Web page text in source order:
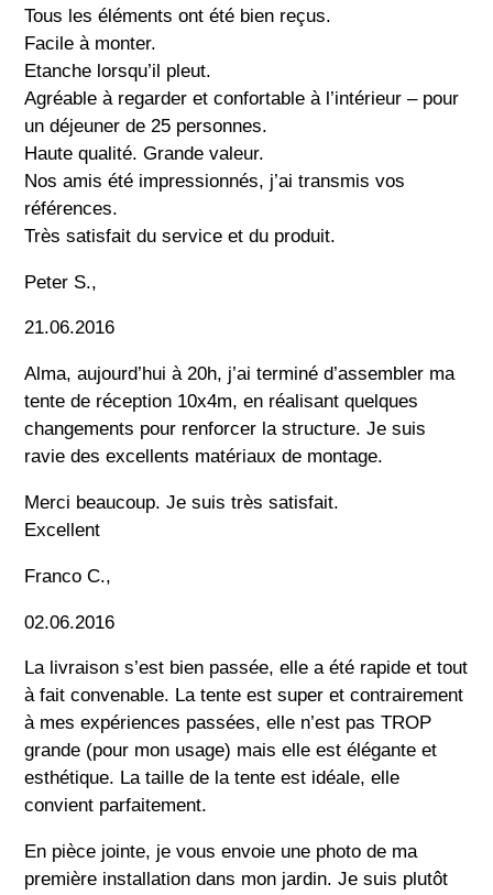
Tous les éléments ont été bien reçus.
Facile à monter.
Etanche lorsqu’il pleut.
Agréable à regarder et confortable à l’intérieur – pour
un déjeuner de 25 personnes.
Haute qualité. Grande valeur.
Nos amis été impressionnés, j’ai transmis vos
références.
Très satisfait du service et du produit.
Peter S.,
21.06.2016
Alma, aujourd’hui à 20h, j’ai terminé d’assembler ma
tente de réception 10x4m, en réalisant quelques
changements pour renforcer la structure. Je suis
ravie des excellents matériaux de montage.
Merci beaucoup. Je suis très satisfait.
Excellent
Franco C.,
02.06.2016
La livraison s’est bien passée, elle a été rapide et tout
à fait convenable. La tente est super et contrairement
à mes expériences passées, elle n’est pas TROP
grande (pour mon usage) mais elle est élégante et
esthétique. La taille de la tente est idéale, elle
convient parfaitement.
En pièce jointe, je vous envoie une photo de ma
première installation dans mon jardin. Je suis plutôt